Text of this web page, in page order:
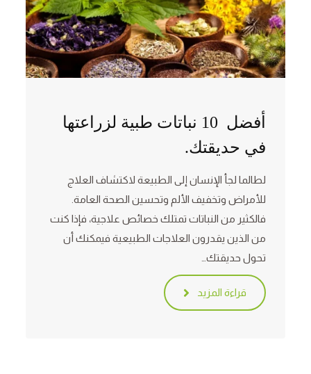
أفضل 10 نباتات طبية لزراعتها
في حديقتك.
لطالما لجأ الإنسان إلى الطبيعة لاكتشاف العلاج
للأمراض وتخفيف الألم وتحسين الصحة العامة.
فالكثير من النباتات تمتلك خصائص علاجية، فإذا كنت
من الذين يقدرون العلاجات الطبيعية فيمكنك أن
تحول حديقتك…
قراءة المزيد